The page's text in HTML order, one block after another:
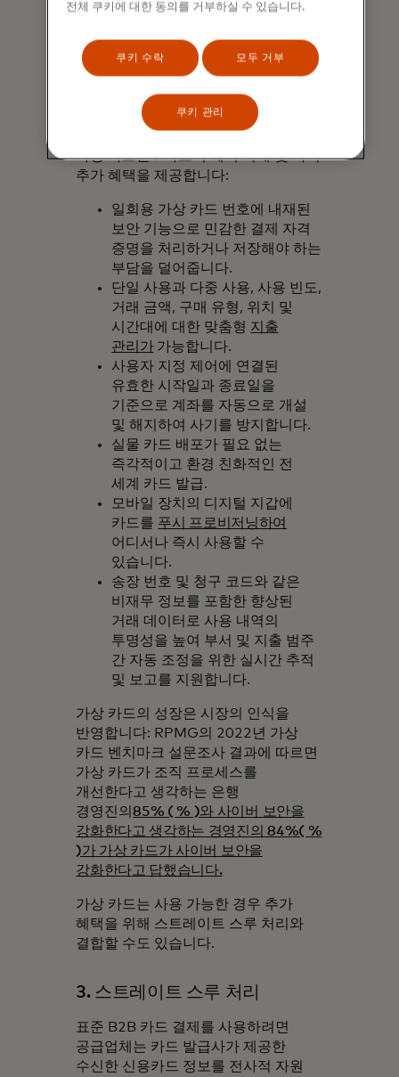
가상 카드 지출이 3배 가까이 증가한
것이 자리 잡고 있습니다.
2. 가상 카드
가상 카드는 P카드의 혜택 외에 몇 가지
추가 혜택을 제공합니다:
일회용 가상 카드 번호에 내재된
보안 기능으로 민감한 결제 자격
증명을 처리하거나 저장해야 하는
부담을 덜어줍니다.
단일 사용과 다중 사용, 사용 빈도,
거래 금액, 구매 유형, 위치 및
시간대에 대한 맞춤형 지출
관리가가능합니다.
사용자 지정 제어에 연결된
유효한 시작일과 종료일을
기준으로 계좌를 자동으로 개설
및 해지하여 사기를 방지합니다.
실물 카드 배포가 필요 없는
즉각적이고 환경 친화적인 전
세계 카드 발급.
모바일 장치의 디지털 지갑에
카드를 푸시 프로비저닝하여
어디서나 즉시 사용할 수
있습니다.
송장 번호 및 청구 코드와 같은
비재무 정보를 포함한 향상된
거래 데이터로 사용 내역의
투명성을 높여 부서 및 지출 범주
간 자동 조정을 위한 실시간 추적
및 보고를 지원합니다.
가상 카드의 성장은 시장의 인식을
반영합니다: RPMG의 2022년 가상
카드 벤치마크 설문조사 결과에 따르면
가상 카드가 조직 프로세스를
개선한다고 생각하는 은행
경영진의85% ( % )와 사이버 보안을
강화한다고 생각하는 경영진의 84%( %
)가 가상 카드가 사이버 보안을
강화한다고 답했습니다.
가상 카드는 사용 가능한 경우 추가
혜택을 위해 스트레이트 스루 처리와
결합할 수도 있습니다.
3. 스트레이트 스루 처리
표준 B2B 카드 결제를 사용하려면
공급업체는 카드 발급사가 제공한
수신한 신용카드 정보를 전사적 자원
전체 쿠키에 대한 동의를 거부하실 수 있습니다.
쿠키 수락 모두 거부
쿠키 관리